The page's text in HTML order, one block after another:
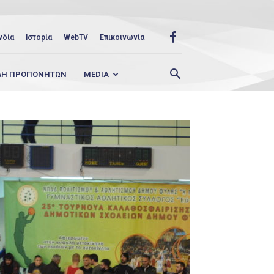
Ιστορία WebTV Επικοινωνία
ΠΡΟΠΟΝΗΤΩΝ MEDIA